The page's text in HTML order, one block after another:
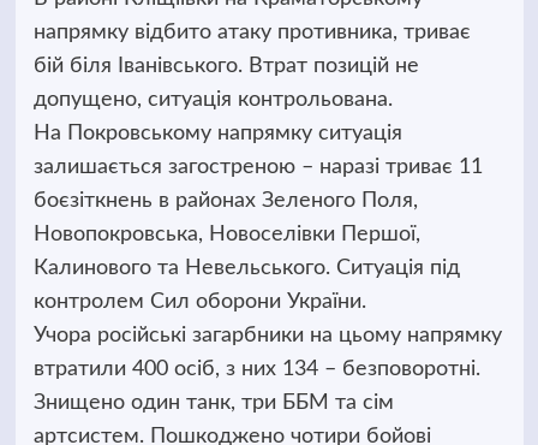
напрямку відбито атаку противника, триває
бій біля Іванівського. Втрат позицій не
допущено, ситуація контрольована.
На Покровському напрямку ситуація
залишається загостреною – наразі триває 11
боєзіткнень в районах Зеленого Поля,
Новопокровська, Новоселівки Першої,
Калинового та Невельського. Ситуація під
контролем Сил оборони України.
Учора російські загарбники на цьому напрямку
втратили 400 осіб, з них 134 – безповоротні.
Знищено один танк, три ББМ та сім
артсистем. Пошкоджено чотири бойові